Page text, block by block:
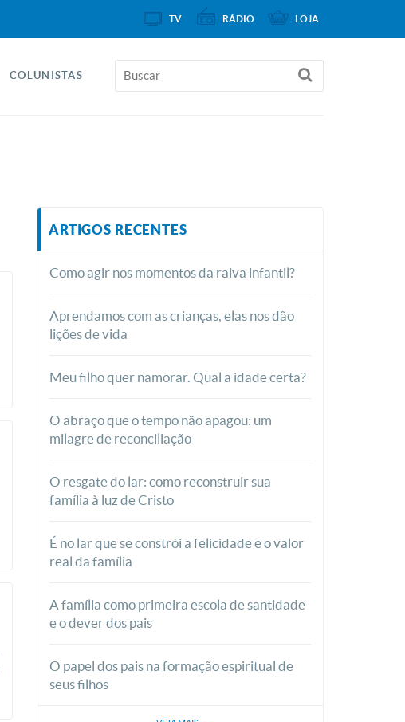
COLUNISTAS
ARTIGOS RECENTES
Como agir nos momentos da raiva infantil?
Aprendamos com as crianças, elas nos dão
lições de vida
Meu filho quer namorar. Qual a idade certa?
O abraço que o tempo não apagou: um
milagre de reconciliação
O resgate do lar: como reconstruir sua
família à luz de Cristo
É no lar que se constrói a felicidade e o valor
real da família
A família como primeira escola de santidade
e o dever dos pais
O papel dos pais na formação espiritual de
seus filhos
TV RÁDIO LOJA